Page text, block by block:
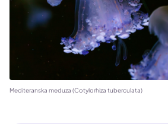
Mediteranska meduza (Cotylorhiza tuberculata)